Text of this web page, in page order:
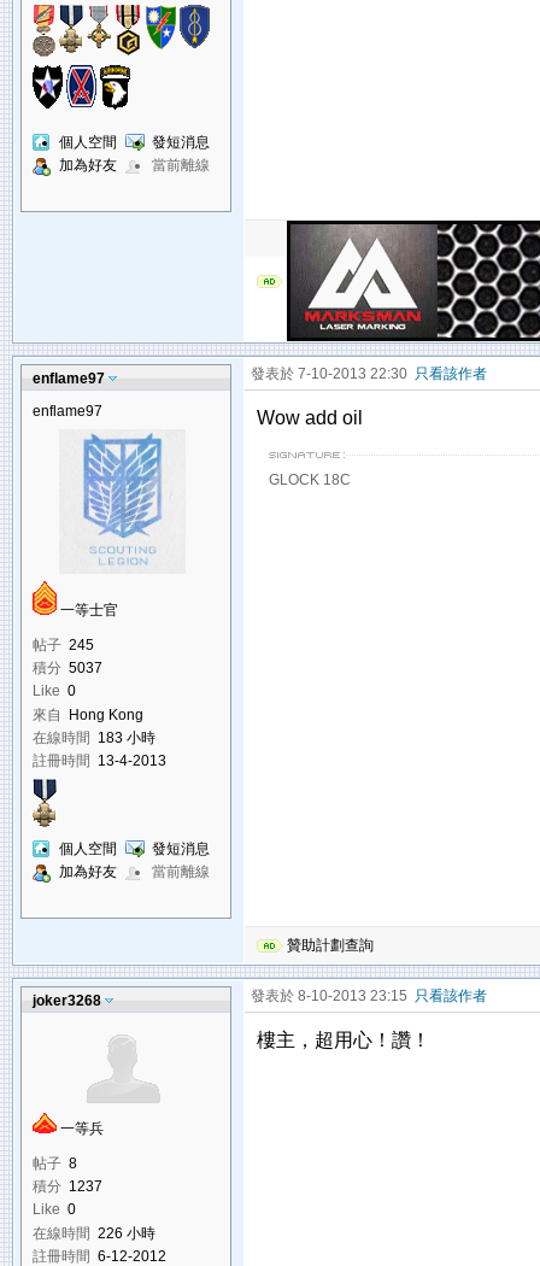
個人空間
發短消息
加為好友
當前離線
enflame97
enflame97
一等士官
帖子 245
積分 5037
Like 0
來自
Hong Kong
在線時間 183 小時
註冊時間
13-4-2013
個人空間
發短消息
加為好友
當前離線
發表於 7-10-2013 22:30 只看該作者
Wow add oil
GLOCK 18C
贊助計劃查詢
joker3268
一等兵
帖子 8
積分 1237
Like 0
在線時間 226 小時
註冊時間 6-12-2012
發表於 8-10-2013 23:15 只看該作者
樓主，超用心！讚！